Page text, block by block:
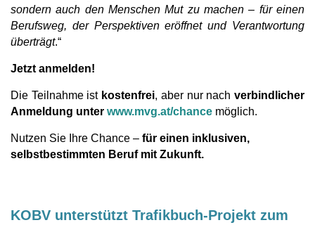
sondern auch den Menschen Mutzu machen – für einen
Berufsweg, der Perspektiven eröffnet und Verantwortung
überträgt.“
Jetzt anmelden!
Die Teilnahme ist kostenfrei, aber nur nachverbindlicher
Anmeldung unter www.mvg.at/chance möglich.
Nutzen Sie Ihre Chance – für einen inklusiven,
selbstbestimmten Beruf mit Zukunft.
KOBV unterstützt Trafikbuch-Projekt zum